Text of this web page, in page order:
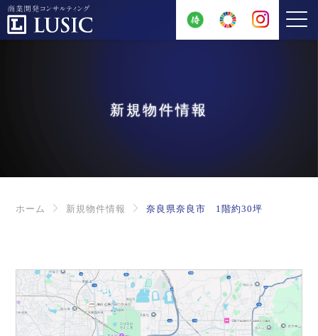
新規物件情報
ホーム 新規物件情報 奈良県奈良市 1階約30坪